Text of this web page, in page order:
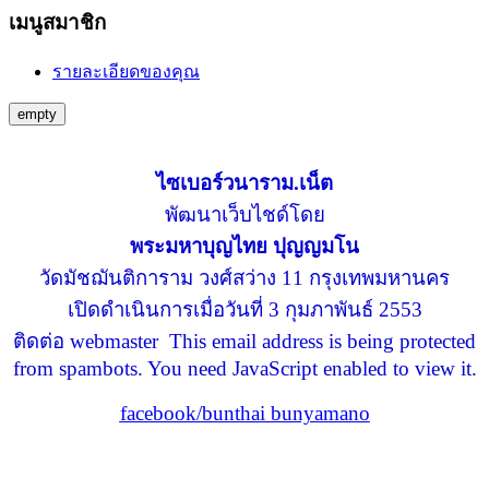
เมนูสมาชิก
รายละเอียดของคุณ
empty
ไซเบอร์วนาราม.เน็ต
พัฒนาเว็บไชด์โดย
พระมหาบุญไทย ปุญญมโน
วัดมัชฌันติการาม วงศ์สว่าง 11 กรุงเทพมหานคร
เปิดดำเนินการเมื่อวันที่ 3 กุมภาพันธ์ 2553
ติดต่อ webmaster This email address is being protected
from spambots. You need JavaScript enabled to view it.
facebook/bunthai bunyamano